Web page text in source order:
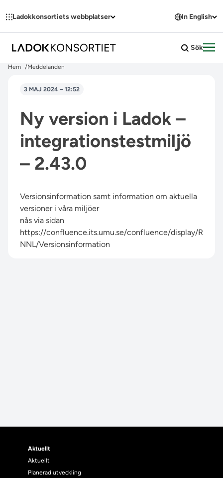
Ladokkonsortiets webbplatser In English
Sök
Hem Meddelanden
3 MAJ 2024 – 12:52
Ny version i Ladok –
integrationstestmiljö
– 2.43.0
Versionsinformation samt information om aktuella
versioner i våra miljöer
nås via sidan
https://confluence.its.umu.se/confluence/display/R
NNL/Versionsinformation
Aktuellt
Aktuellt
Planerad utveckling